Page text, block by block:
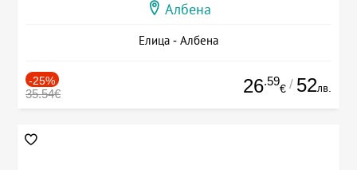
Албена
Елица - Албена
-25%
35.54€ 26.59
€ / 52лв.